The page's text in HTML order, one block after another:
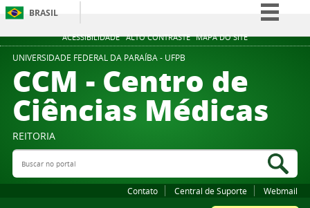
ACESSIBILIDADE ALTO CONTRASTE MAPA DO SITE
BRASIL
Simplifique!
Participe
Acesso à informação
Legislação
UNIVERSIDADE FEDERAL DA PARAÍBA - UFPB
CCM - Centro de
Ciências Médicas
REITORIA
Buscar no portal
Contato Central de Suporte Webmail